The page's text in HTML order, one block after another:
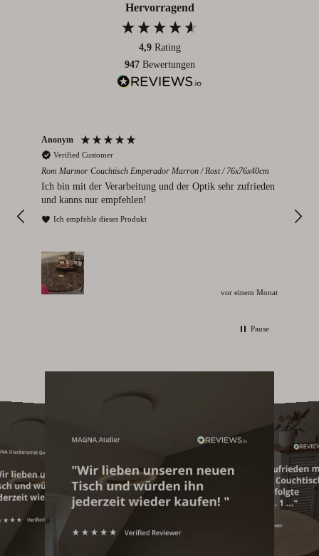
Hervorragend
4,9 Rating
947 Bewertungen
Anonym
Verified Customer
Rom Marmor Couchtisch Emperador Marron / Rost / 76x76x40cm
Ich bin mit der Verarbeitung und der Optik sehr zufrieden
und kanns nur empfehlen!
Ich empfehle dieses Produkt
vor einem Monat
Pause